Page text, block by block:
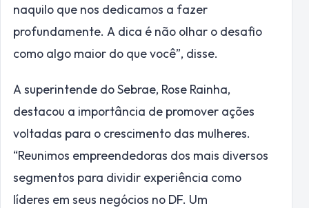
naquilo que nos dedicamos a fazer
profundamente. A dica é não olhar o desafio
como algo maior do que você”, disse.
A superintende do Sebrae, Rose Rainha,
destacou a importância de promover ações
voltadas para o crescimento das mulheres.
“Reunimos empreendedoras dos mais diversos
segmentos para dividir experiência como
líderes em seus negócios no DF. Um